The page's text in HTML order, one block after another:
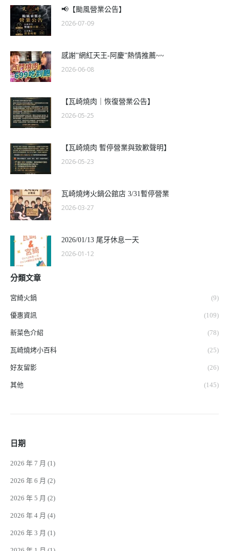
📢【颱風營業公告】
2026-07-09
感謝”網紅天王-阿慶”熱情推薦~~
2026-06-08
【瓦崎燒肉｜恢復營業公告】
2026-05-25
【瓦崎燒肉 暫停營業與致歉聲明】
2026-05-23
瓦崎燒烤火鍋公館店 3/31暫停營業
2026-03-27
2026/01/13 尾牙休息一天
2026-01-12
分類文章
宮綺火鍋 (9)
優惠資訊 (109)
新菜色介紹 (78)
瓦崎燒烤小百科 (25)
好友留影 (26)
其他 (145)
日期
2026 年 7 月 (1)
2026 年 6 月 (2)
2026 年 5 月 (2)
2026 年 4 月 (4)
2026 年 3 月 (1)